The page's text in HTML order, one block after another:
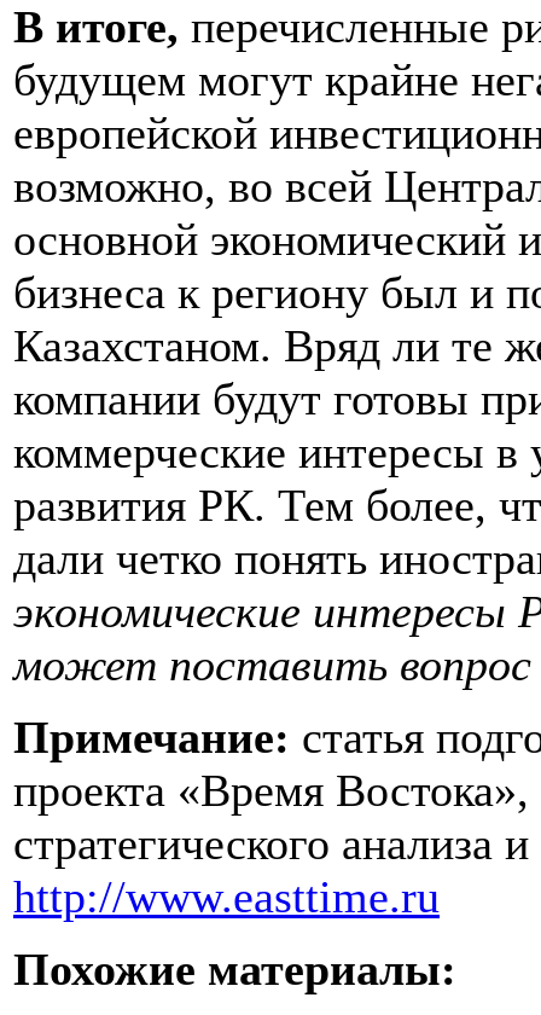
В итоге, перечисленные
будущем могут крайне
европейской
возможно, во всей
основной экономический
бизнеса к региону был и
Казахстаном. Вряд ли те
компании будут готовы
коммерческие интересы
развития РК. Тем более,
дали четко понять
экономические интересы
может поставить
Примечание: статья
проекта «Время
стратегического анализа
http://www.easttime.ru
Похожие материалы: